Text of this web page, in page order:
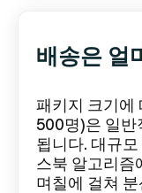
배송은 얼
패키지 크기에
500명)은 일반
됩니다. 대규모
스북 알고리즘
며칠에 걸쳐